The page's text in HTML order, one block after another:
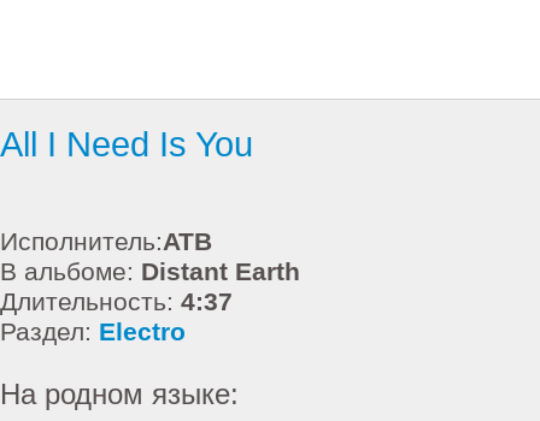
All I Need Is You
Исполнитель:ATB
В альбоме: Distant Earth
Длительность: 4:37
Раздел: Electro
На родном языке: